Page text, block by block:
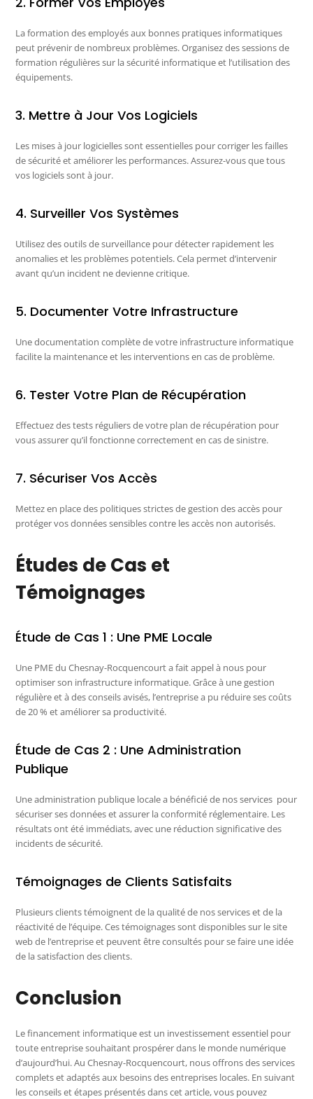
La formation des employés aux bonnes pratiques informatiques
peut prévenir de nombreux problèmes. Organisez des sessions de
formation régulières sur la sécurité informatique et l’utilisation des
équipements.
3. Mettre à Jour Vos Logiciels
Les mises à jour logicielles sont essentielles pour corriger les failles
de sécurité et améliorer les performances. Assurez-vous que tous
vos logiciels sont à jour.
4. Surveiller Vos Systèmes
Utilisez des outils de surveillance pour détecter rapidement les
anomalies et les problèmes potentiels. Cela permet d’intervenir
avant qu’un incident ne devienne critique.
5. Documenter Votre Infrastructure
Une documentation complète de votre infrastructure informatique
facilite la maintenance et les interventions en cas de problème.
6. Tester Votre Plan de Récupération
Effectuez des tests réguliers de votre plan de récupération pour
vous assurer qu’il fonctionne correctement en cas de sinistre.
7. Sécuriser Vos Accès
Mettez en place des politiques strictes de gestion des accès pour
protéger vos données sensibles contre les accès non autorisés.
Études de Cas et
Témoignages
Étude de Cas 1 : Une PME Locale
Une PME du Chesnay-Rocquencourt a fait appel à nous pour
optimiser son infrastructure informatique. Grâce à une gestion
régulière et à des conseils avisés, l’entreprise a pu réduire ses coûts
de 20 % et améliorer sa productivité.
Étude de Cas 2 : Une Administration
Publique
Une administration publique locale a bénéficié de nos services pour
sécuriser ses données et assurer la conformité réglementaire. Les
résultats ont été immédiats, avec une réduction significative des
incidents de sécurité.
Témoignages de Clients Satisfaits
Plusieurs clients témoignent de la qualité de nos services et de la
réactivité de l’équipe. Ces témoignages sont disponibles sur le site
web de l’entreprise et peuvent être consultés pour se faire une idée
de la satisfaction des clients.
Conclusion
Le financement informatique est un investissement essentiel pour
toute entreprise souhaitant prospérer dans le monde numérique
d’aujourd’hui. Au Chesnay-Rocquencourt, nous offrons des services
complets et adaptés aux besoins des entreprises locales. En suivant
les conseils et étapes présentés dans cet article, vous pouvez